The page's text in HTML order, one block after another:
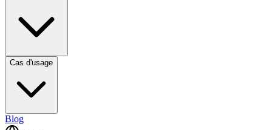
Cas d'usage
Blog